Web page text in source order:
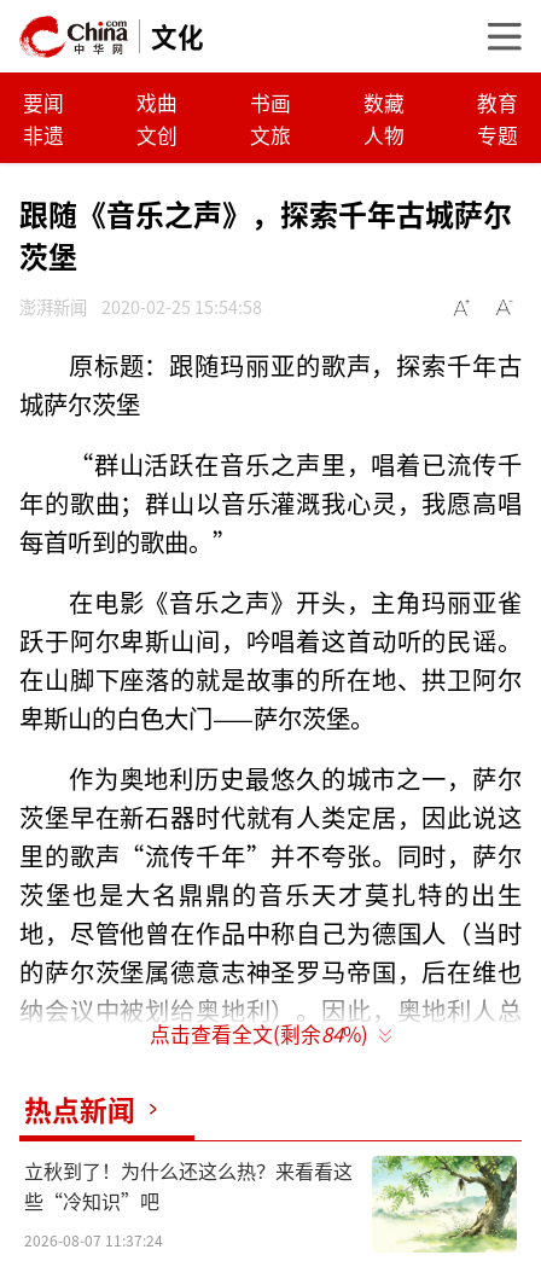
文化
要闻 戏曲 书画 数藏
教育
非遗
文创 文旅 人物 专题
跟随《音乐之声》，探索千年古城萨尔
茨堡
澎湃新闻 2020-02-25 15:54:58
原标题：跟随玛丽亚的歌声，探索千年古
城萨尔茨堡
“群山活跃在音乐之声里，唱着已流传千
年的歌曲；群山以音乐灌溉我心灵，我愿高唱
每首听到的歌曲。”
在电影《音乐之声》开头，主角玛丽亚雀
跃于阿尔卑斯山间，吟唱着这首动听的民谣。
在山脚下座落的就是故事的所在地、拱卫阿尔
卑斯山的白色大门——萨尔茨堡。
作为奥地利历史最悠久的城市之一，萨尔
茨堡早在新石器时代就有人类定居，因此说这
里的歌声“流传千年”并不夸张。同时，萨尔
茨堡也是大名鼎鼎的音乐天才莫扎特的出生
地，尽管他曾在作品中称自己为德国人（当时
的萨尔茨堡属德意志神圣罗马帝国，后在维也
纳会议中被划给奥地利）。因此，奥地利人总
是调侃自己国家有两个伟大成就：一个是让全
界以为莫扎特是奥地利人。虽然电影《音乐之
声》并未出现与莫扎特有关的元素，但这部好
莱坞经典电影已然成为了萨尔茨堡最为著名的
名片。
点击查看全文(剩余84%)
热点新闻
立秋到了！为什么还这么热？来看看这
些“冷知识”吧
2026-08-07 11:37:24